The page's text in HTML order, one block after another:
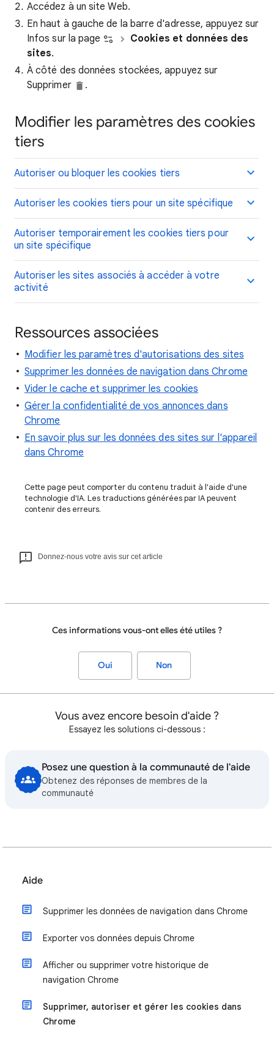
Accédez à un site Web.
En haut à gauche de la barre d'adresse, appuyez sur
Infos sur la page
Cookies et données des
sites.
À côté des données stockées, appuyez sur
Supprimer
.
Modifier les paramètres des cookies
tiers
Autoriser ou bloquer les cookies tiers
Autoriser les cookies tiers pour un site spécifique
Autoriser temporairement les cookies tiers pour
un site spécifique
Autoriser les sites associés à accéder à votre
activité
Ressources associées
Modifier les paramètres d'autorisations des sites
Supprimer les données de navigation dans Chrome
Vider le cache et supprimer les cookies
Gérer la confidentialité de vos annonces dans
Chrome
En savoir plus sur les données des sites sur l'appareil
dans Chrome
Cette page peut comporter du contenu traduit à l'aide d'une
technologie d'IA. Les traductions générées par IA peuvent
contenir des erreurs.
Donnez-nous votre avis sur cet article
Ces informations vous-ont elles été utiles ?
Oui Non
Vous avez encore besoin d'aide ?
Essayez les solutions ci-dessous :
Posez une question à la communauté de l'aide
Obtenez des réponses de membres de la
communauté
Aide
Supprimer les données de navigation dans Chrome
Exporter vos données depuis Chrome
Afficher ou supprimer votre historique de
navigation Chrome
Supprimer, autoriser et gérer les cookies dans
Chrome